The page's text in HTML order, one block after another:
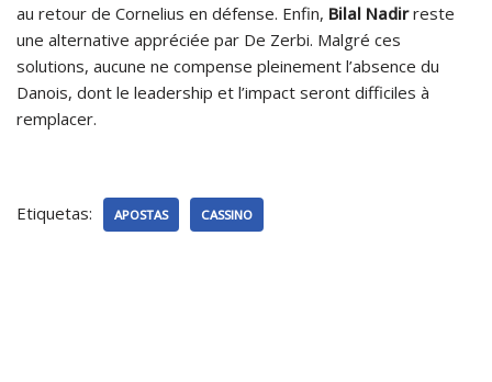
au retour de Cornelius en défense. Enfin, Bilal Nadirreste
une alternative appréciée par De Zerbi. Malgré ces
solutions, aucune ne compense pleinement l’absence du
Danois, dont le leadership et l’impact seront difficiles à
remplacer.
Etiquetas: APOSTAS CASSINO